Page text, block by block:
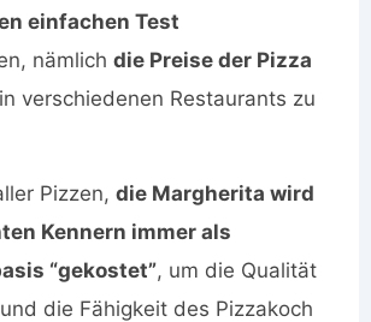
einfachen Test
nämlich die Preise der Pizza
in verschiedenen Restaurants zu
Pizzen, die Margherita wird
Kennern immer als
“gekostet”, um die Qualität
die Fähigkeit des Pizzakoch